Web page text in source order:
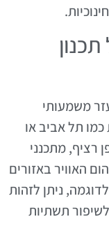
משמעותי
כמו תל אביב או
רציף, מתכנני
האוויר באזורים
ניתן לזהות
תשתיות